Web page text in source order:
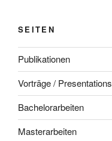
SEITEN
Publikationen
Vorträge / Presentations
Bachelorarbeiten
Masterarbeiten